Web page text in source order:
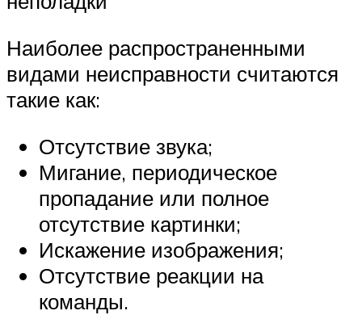
Наиболее распространенными
видами неисправности считаются
такие как:
Отсутствие звука;
Мигание, периодическое
пропадание или полное
отсутствие картинки;
Искажение изображения;
Отсутствие реакции на
команды.